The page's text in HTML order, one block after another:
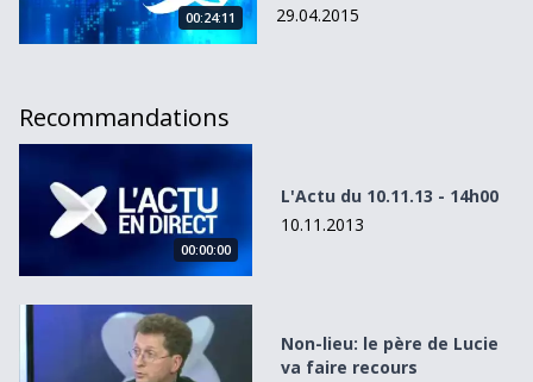
00:24:11
29.04.2015
Recommandations
L&#039;Actu du 10.11.13 - 14h00
00:00:00
L'Actu du 10.11.13 - 14h00
10.11.2013
Non-lieu: le père de Lucie va faire recours
Non-lieu: le père de Lucie
va faire recours